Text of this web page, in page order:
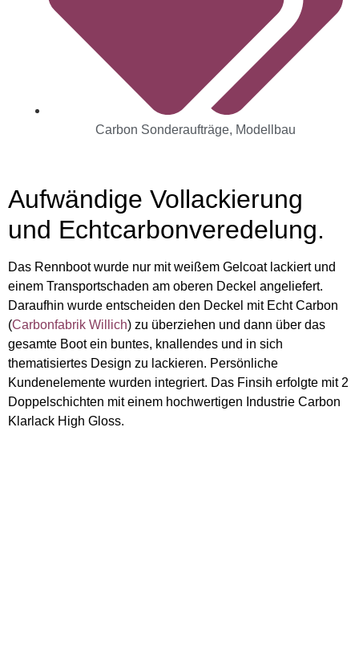
Carbon Sonderaufträge, Modellbau
Aufwändige Vollackierung
und Echtcarbonveredelung.
Das Rennboot wurde nur mit weißem Gelcoat lackiert und
einem Transportschaden am oberen Deckel angeliefert.
Daraufhin wurde entscheiden den Deckel mit Echt Carbon
(Carbonfabrik Willich) zu überziehen und dann über das
gesamte Boot ein buntes, knallendes und in sich
thematisiertes Design zu lackieren. Persönliche
Kundenelemente wurden integriert. Das Finsih erfolgte mit 2
Doppelschichten mit einem hochwertigen Industrie Carbon
Klarlack High Gloss.